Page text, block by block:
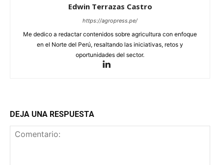
Edwin Terrazas Castro
https://agropress.pe/
Me dedico a redactar contenidos sobre agricultura con enfoque
en el Norte del Perú, resaltando las iniciativas, retos y
oportunidades del sector.
DEJA UNA RESPUESTA